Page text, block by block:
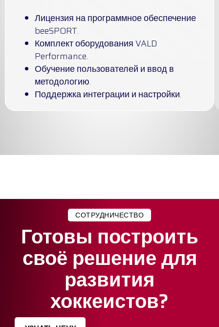
Лицензия на программное обеспечение
beeSPORT.
Комплект оборудования VALD
Performance.
Обучение пользователей и ввод в
методологию.
Поддержка интеграции и настройки.
СОТРУДНИЧЕСТВО
Готовы построить
своё решение для
развития
хоккеистов?